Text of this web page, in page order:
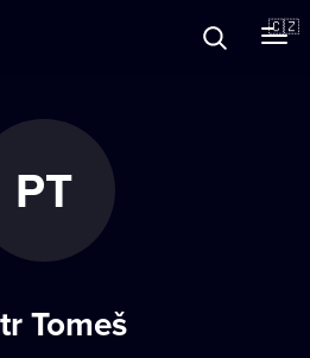
🇨🇿
PT
Tomeš